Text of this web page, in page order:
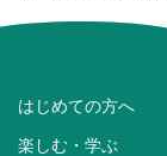
はじめての方へ
楽しむ・学ぶ